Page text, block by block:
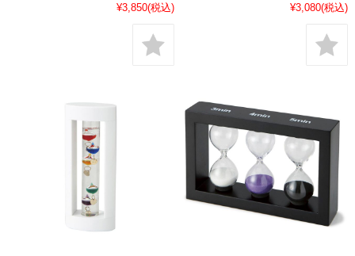
¥3,850(税込) ¥3,080(税込)